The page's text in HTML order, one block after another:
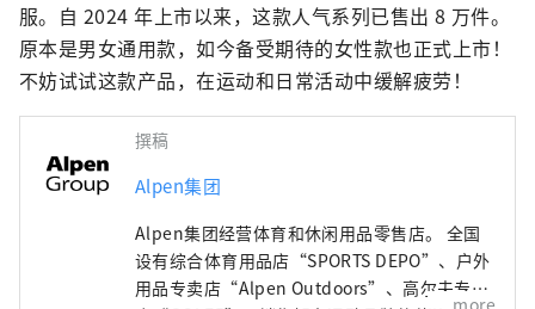
服。自 2024 年上市以来，这款人气系列已售出 8 万件。
原本是男女通用款，如今备受期待的女性款也正式上市！
不妨试试这款产品，在运动和日常活动中缓解疲劳！
撰稿
Alpen集团
Alpen集团经营体育和休闲用品零售店。 全国
设有综合体育用品店“SPORTS DEPO”、户外
用品专卖店“Alpen Outdoors”、高尔夫专卖